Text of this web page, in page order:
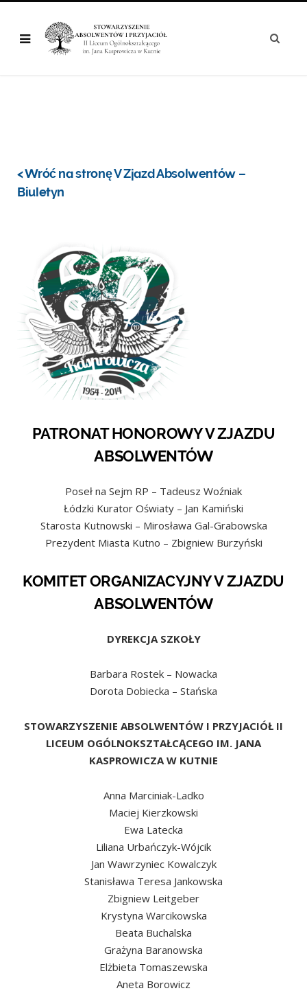
< Wróć na stronę V Zjazd Absolwentów –
Biuletyn
PATRONAT HONOROWY V ZJAZDU
ABSOLWENTÓW
Poseł na Sejm RP – Tadeusz Woźniak
Łódzki Kurator Oświaty – Jan Kamiński
Starosta Kutnowski – Mirosława Gal-Grabowska
Prezydent Miasta Kutno – Zbigniew Burzyński
KOMITET ORGANIZACYJNY V ZJAZDU
ABSOLWENTÓW
DYREKCJA SZKOŁY
Barbara Rostek – Nowacka
Dorota Dobiecka – Stańska
STOWARZYSZENIE ABSOLWENTÓW I PRZYJACIÓŁ II
LICEUM OGÓLNOKSZTAŁCĄCEGO IM. JANA
KASPROWICZA W KUTNIE
Anna Marciniak-Ladko
Maciej Kierzkowski
Ewa Latecka
Liliana Urbańczyk-Wójcik
Jan Wawrzyniec Kowalczyk
Stanisława Teresa Jankowska
Zbigniew Leitgeber
Krystyna Warcikowska
Beata Buchalska
Grażyna Baranowska
Elżbieta Tomaszewska
Aneta Borowicz